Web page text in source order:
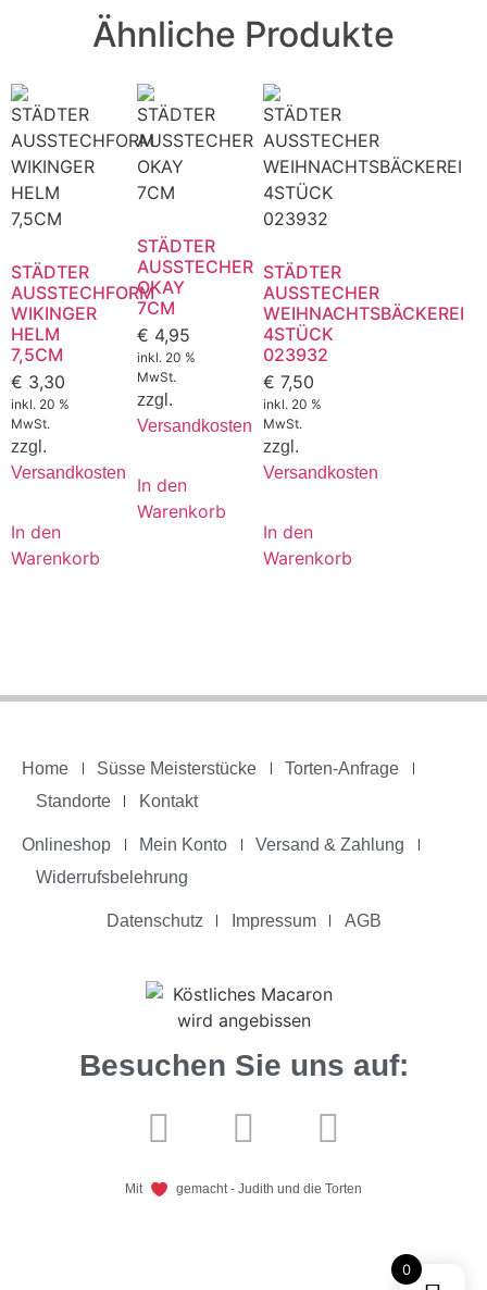
Ähnliche Produkte
STÄDTER
AUSSTECHFORM
WIKINGER
HELM
7,5CM
€ 3,30
inkl. 20 %
MwSt.
zzgl.
Versandkosten
In den
Warenkorb
STÄDTER
AUSSTECHER
OKAY
7CM
€ 4,95
inkl. 20 %
MwSt.
zzgl.
Versandkosten
In den
Warenkorb
STÄDTER
AUSSTECHER
WEIHNACHTSBÄCKEREI
4STÜCK
023932
€ 7,50
inkl. 20 %
MwSt.
zzgl.
Versandkosten
In den
Warenkorb
Home Süsse Meisterstücke
Torten-Anfrage
Standorte
Kontakt
Onlineshop Mein Konto
Versand & Zahlung
Widerrufsbelehrung
Datenschutz Impressum AGB
Besuchen Sie uns auf:
Mit gemacht - Judith und die Torten
0